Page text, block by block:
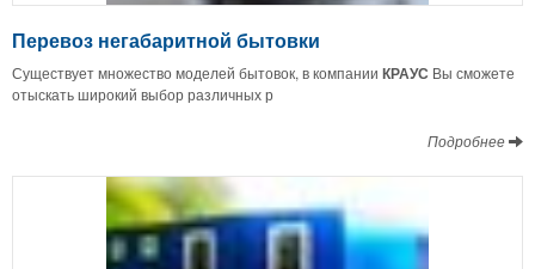
Перевоз негабаритной бытовки
Существует множество моделей бытовок, в компании КРАУС Вы сможете
отыскать широкий выбор различных р
Подробнее